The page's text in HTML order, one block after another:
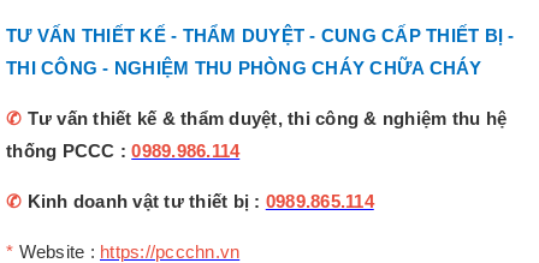
TƯ VẤN THIẾT KẾ - THẨM DUYỆT - CUNG CẤP THIẾT BỊ -
THI CÔNG - NGHIỆM THU PHÒNG CHÁY CHỮA CHÁY
✆ Tư vấn thiết kế & thẩm duyệt, thi công & nghiệm thu hệ
thống PCCC :0989.986.114
✆ Kinh doanh vật tư thiết bị : 0989.865.114
* Website : https://pccchn.vn